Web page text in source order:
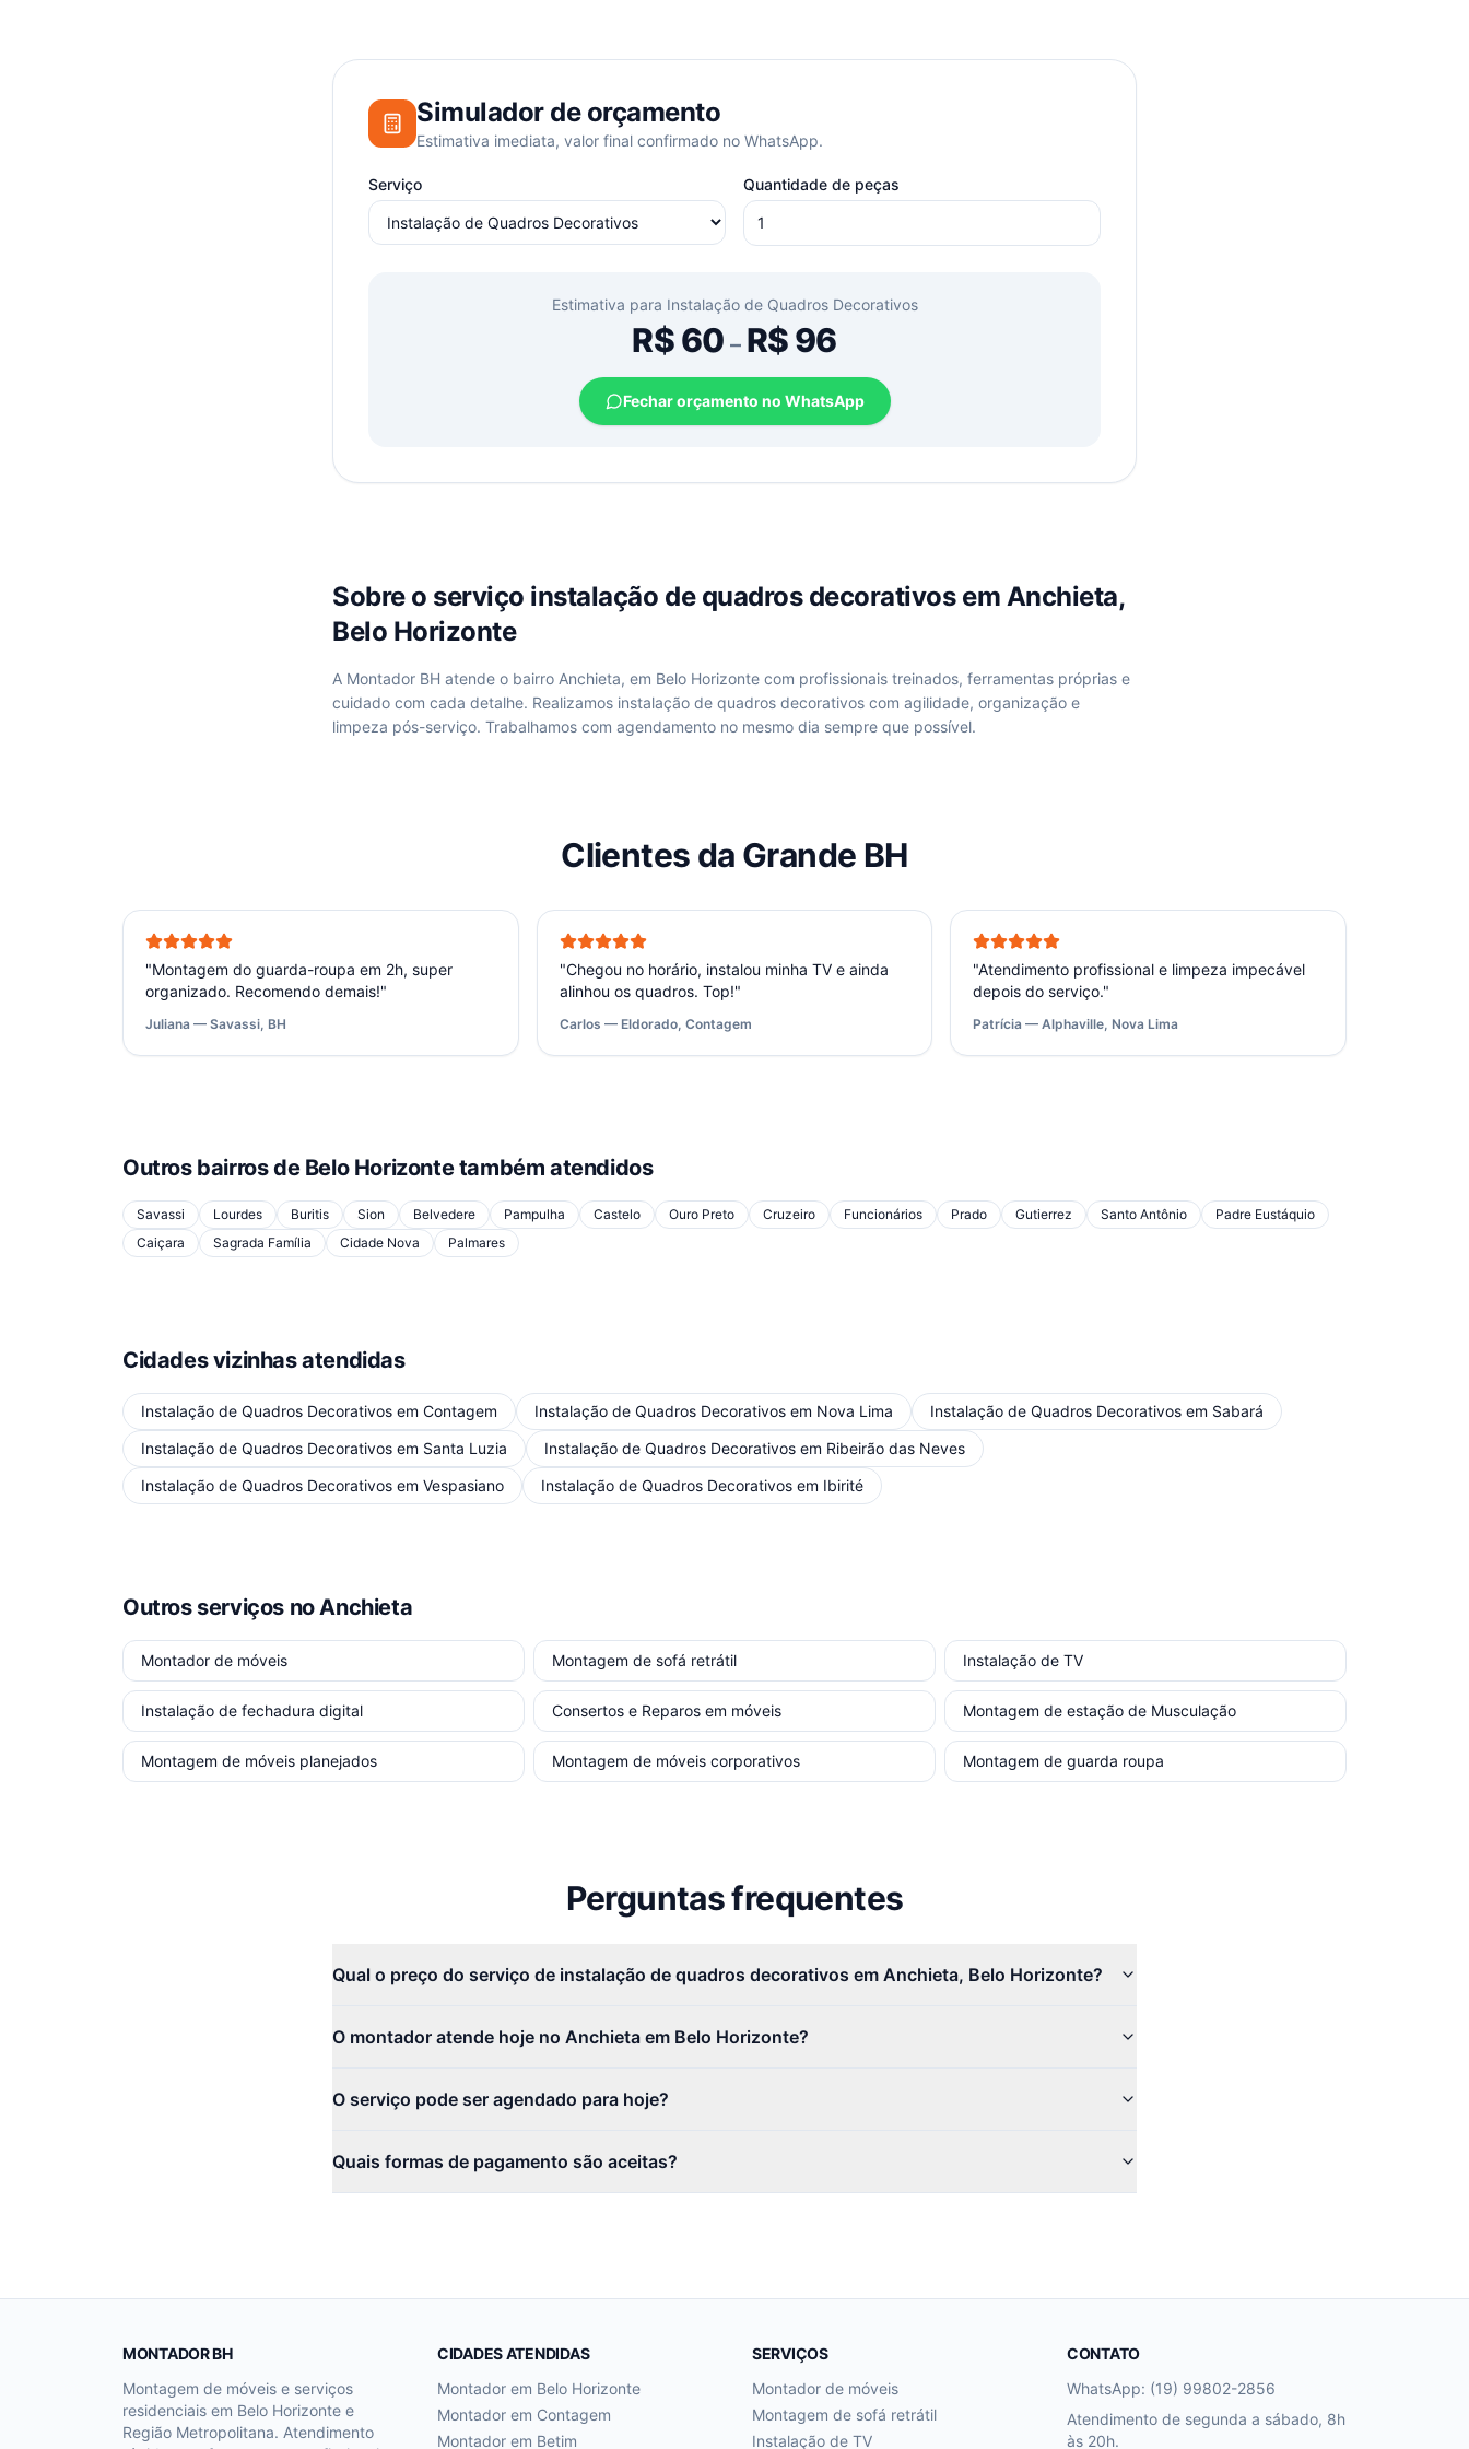
Simulador de orçamento
Estimativa imediata, valor final confirmado no WhatsApp.
Serviço Quantidade de peças
Estimativa para Instalação de Quadros Decorativos
R$60 –R$96
Fechar orçamento no WhatsApp
Sobre o serviço instalação de quadros decorativosem Anchieta,
Belo Horizonte
A Montador BH atende o bairro Anchieta, em Belo Horizonte com profissionais treinados, ferramentas próprias e
cuidado com cada detalhe. Realizamos instalação de quadros decorativos com agilidade, organização e
limpeza pós-serviço. Trabalhamos com agendamento no mesmo dia sempre que possível.
Clientes da Grande BH
"Montagem do guarda-roupa em 2h, super
organizado. Recomendo demais!"
Juliana — Savassi, BH
"Chegou no horário, instalou minha TV e ainda
alinhou os quadros. Top!"
Carlos — Eldorado, Contagem
"Atendimento profissional e limpeza impecável
depois do serviço."
Patrícia — Alphaville, Nova Lima
Outros bairros de Belo Horizontetambém atendidos
Savassi Lourdes Buritis Sion Belvedere Pampulha Castelo Ouro Preto Cruzeiro Funcionários Prado Gutierrez Santo Antônio
Padre Eustáquio
Caiçara
Sagrada Família Cidade Nova Palmares
Cidades vizinhas atendidas
Instalação de Quadros Decorativos em Contagem Instalação de Quadros Decorativos em Nova Lima Instalação de Quadros Decorativos em Sabará
Instalação de Quadros Decorativos em Santa Luzia Instalação de Quadros Decorativos em Ribeirão das Neves
Instalação de Quadros Decorativos em Vespasiano Instalação de Quadros Decorativos em Ibirité
Outros serviços no Anchieta
Montador de móveis Montagem de sofá retrátil Instalação de TV
Instalação de fechadura digital Consertos e Reparos em móveis Montagem de estação de Musculação
Montagem de móveis planejados Montagem de móveis corporativos Montagem de guarda roupa
Perguntas frequentes
Qual o preço do serviço de instalação de quadros decorativos em Anchieta, Belo Horizonte?
O montador atende hoje no Anchieta em Belo Horizonte?
O serviço pode ser agendado para hoje?
Quais formas de pagamento são aceitas?
MONTADOR BH
Montagem de móveis e serviços
residenciais em Belo Horizonte e
Região Metropolitana. Atendimento
CIDADES ATENDIDAS
Montador em Belo Horizonte
Montador em Contagem
Montador em Betim
SERVIÇOS
Montador de móveis
Montagem de sofá retrátil
Instalação de TV
CONTATO
WhatsApp: (19) 99802-2856
Atendimento de segunda a sábado, 8h
às 20h.